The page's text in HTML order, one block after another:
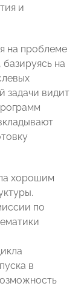
и
на проблеме
на
задачи видит
хорошим
по
в